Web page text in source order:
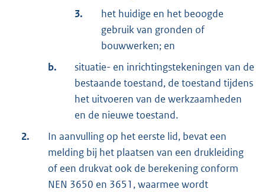
3.
het huidige en het beoogde
gebruik van gronden of
bouwwerken; en
b.
situatie- en inrichtingstekeningen van de
bestaande toestand, de toestand tijdens
het uitvoeren van de werkzaamheden
en de nieuwe toestand.
2.
In aanvulling op het eerste lid, bevat een
melding bij het plaatsen van een drukleiding
of een drukvat ook de berekening conform
NEN 3650 en 3651, waarmee wordt